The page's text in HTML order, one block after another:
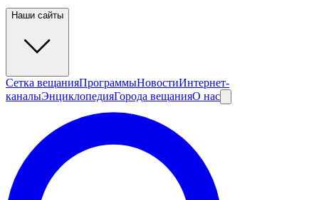
Наши сайты
Сетка вещанияПрограммыНовостиИнтернет-
каналыЭнциклопедияГорода вещанияО нас